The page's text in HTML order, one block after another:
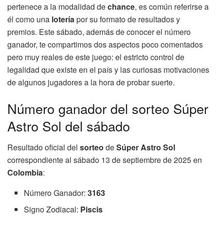
pertenece a la modalidad dechance, es común referirse a
él como una loteríapor su formato de resultados y
premios. Este sábado, además de conocer el número
ganador, te compartimos dos aspectos poco comentados
pero muy reales de este juego: el estricto control de
legalidad que existe en el país y las curiosas motivaciones
de algunos jugadores a la hora de probar suerte.
Número ganador del sorteo Súper
Astro Sol del sábado
Resultado oficial del sorteo deSúper Astro Sol
correspondiente al sábado 13 de septiembre de 2025 en
Colombia:
Número Ganador:3163
Signo Zodiacal: Piscis